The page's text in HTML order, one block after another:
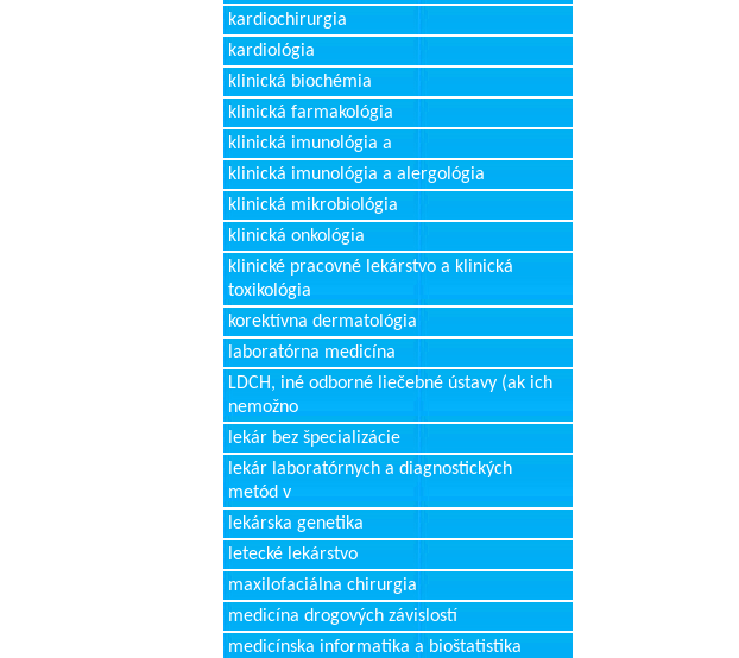
kardiochirurgia
kardiológia
klinická biochémia
klinická farmakológia
klinická imunológia a
klinická imunológia a alergológia
klinická mikrobiológia
klinická onkológia
klinické pracovné lekárstvo a klinická
toxikológia
korektívna dermatológia
laboratórna medicína
LDCH, iné odborné liečebné ústavy (ak ich
nemožno
lekár bez špecializácie
lekár laboratórnych a diagnostických
metód v
lekárska genetika
letecké lekárstvo
maxilofaciálna chirurgia
medicína drogových závislostí
medicínska informatika a bioštatistika